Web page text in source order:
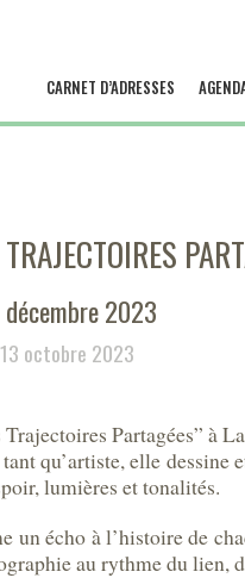
CARNET D’ADRESSES
2023
octobre 2023
Partagées” à
qu’artiste, elle
lumières et tonalités.
un écho à l’histoire de
au rythme du lien,